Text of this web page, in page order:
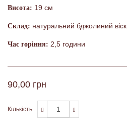
Висота: 19 см
Склад: натуральний бджолиний віск
Час горіння: 2,5 години
90,00 грн
Кількість